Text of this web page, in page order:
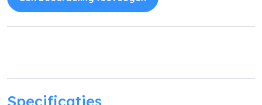
Specificaties